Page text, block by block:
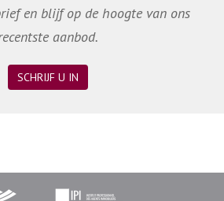
en blijf op de hoogte van ons
aanbod.
SCHRIJF U IN